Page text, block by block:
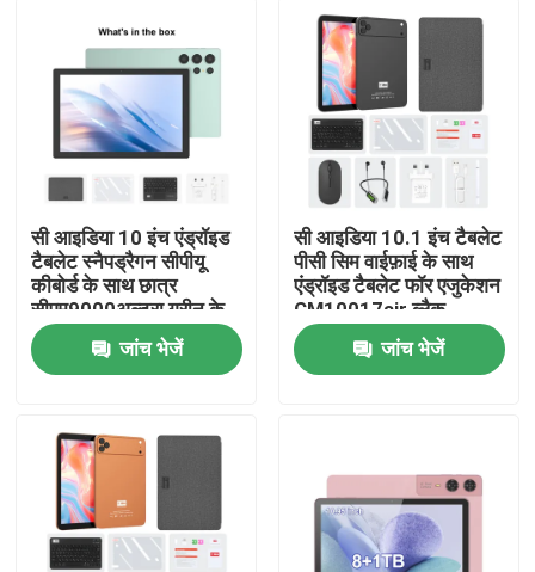
होम
वीडियो
वीआर दिखाएँ
सी आइडिया 10 इंच एंड्रॉइड
टैबलेट स्नैपड्रैगन सीपीयू
कीबोर्ड के साथ छात्र
सीएम9000अल्ट्रा ग्रीन के
लिए
जांच भेजें
सी आइडिया 10.1 इंच टैबलेट
पीसी सिम वाईफ़ाई के साथ
एंड्रॉइड टैबलेट फॉर एजुकेशन
CM10017air ब्लैक
जांच भेजें